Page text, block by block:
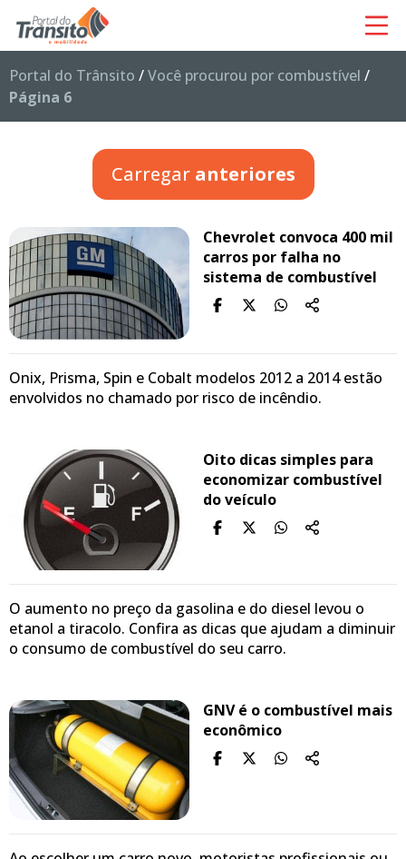
Portal do Trânsito /Você procurou por combustível /
Página 6
Carregar anteriores
Chevrolet convoca 400 mil
carros por falha no
sistema de combustível
Onix, Prisma, Spin e Cobalt modelos 2012 a 2014 estão
envolvidos no chamado por risco de incêndio.
Oito dicas simples para
economizar combustível
do veículo
O aumento no preço da gasolina e do diesel levou o
etanol a tiracolo. Confira as dicas que ajudam a diminuir
o consumo de combustível do seu carro.
GNV é o combustível mais
econômico